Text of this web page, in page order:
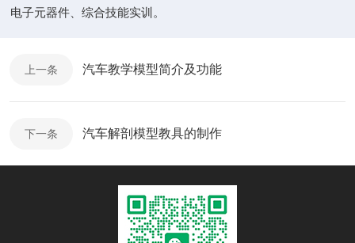
电子元器件、综合技能实训。
上一条 汽车教学模型简介及功能
下一条 汽车解剖模型教具的制作